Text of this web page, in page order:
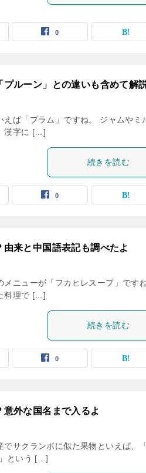
0
プルーン」との違いも含めて解
えば「プラム」ですね。 ジャムやミ
漢字に […]
続きを読む
0
由来と中国語表記も調べたよ
ニューが「フカヒレスープ」です
料理で […]
続きを読む
0
意外な国名まで入るよ
サクランボに似た果物といえば、
という […]